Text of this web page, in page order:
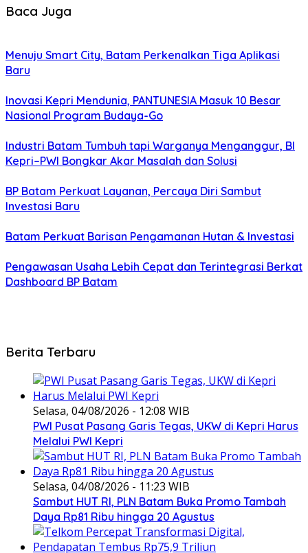
Baca Juga
Menuju Smart City, Batam Perkenalkan Tiga Aplikasi
Baru
Inovasi Kepri Mendunia, PANTUNESIA Masuk 10 Besar
Nasional Program Budaya-Go
Industri Batam Tumbuh tapi Warganya Menganggur, BI
Kepri–PWI Bongkar Akar Masalah dan Solusi
BP Batam Perkuat Layanan, Percaya Diri Sambut
Investasi Baru
Batam Perkuat Barisan Pengamanan Hutan & Investasi
Pengawasan Usaha Lebih Cepat dan Terintegrasi Berkat
Dashboard BP Batam
Berita Terbaru
Selasa, 04/08/2026 - 12:08 WIB
PWI Pusat Pasang Garis Tegas, UKW di Kepri Harus
Melalui PWI Kepri
Selasa, 04/08/2026 - 11:23 WIB
Sambut HUT RI, PLN Batam Buka Promo Tambah
Daya Rp81 Ribu hingga 20 Agustus